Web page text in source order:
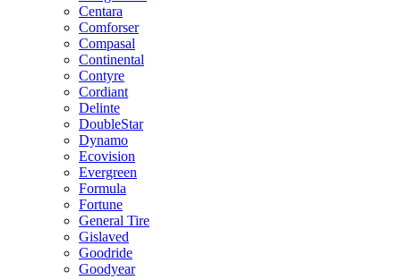
Centara
Comforser
Compasal
Continental
Contyre
Cordiant
Delinte
DoubleStar
Dynamo
Ecovision
Evergreen
Formula
Fortune
General Tire
Gislaved
Goodride
Goodyear